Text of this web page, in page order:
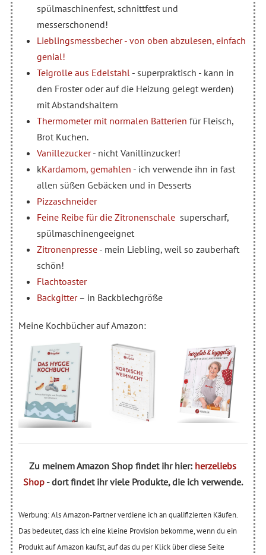
spülmaschinenfest, schnittfest und
messerschonend!
Lieblingsmessbecher - von oben abzulesen, einfach
genial!
Teigrolle aus Edelstahl- superpraktisch - kann in
den Froster oder auf die Heizung gelegt werden)
mit Abstandshaltern
Thermometer mit normalen Batterien für Fleisch,
Brot Kuchen.
Vanillezucker- nicht Vanillinzucker!
kKardamom, gemahlen - ich verwende ihn in fast
allen süßen Gebäcken und in Desserts
Pizzaschneider
Feine Reibe für die Zitronenschale superscharf,
spülmaschinengeeignet
Zitronenpresse- mein Liebling, weil so zauberhaft
schön!
Flachtoaster
Backgitter– in Backblechgröße
Meine Kochbücher auf Amazon:
Zu meinem Amazon Shop findet ihr hier: herzeliebs
Shop- dort findet ihr viele Produkte, die ich verwende.
Werbung: Als Amazon-Partner verdiene ich an qualifizierten Käufen.
Das bedeutet, dass ich eine kleine Provision bekomme, wenn du ein
Produkt auf Amazon kaufst, auf das du per Klick über diese Seite